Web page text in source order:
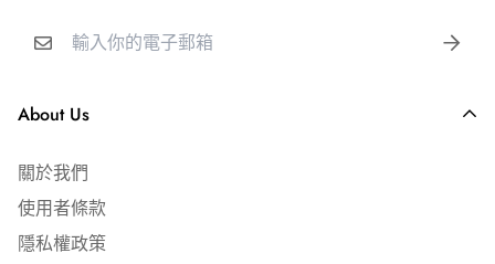
About Us
關於我們
使用者條款
隱私權政策